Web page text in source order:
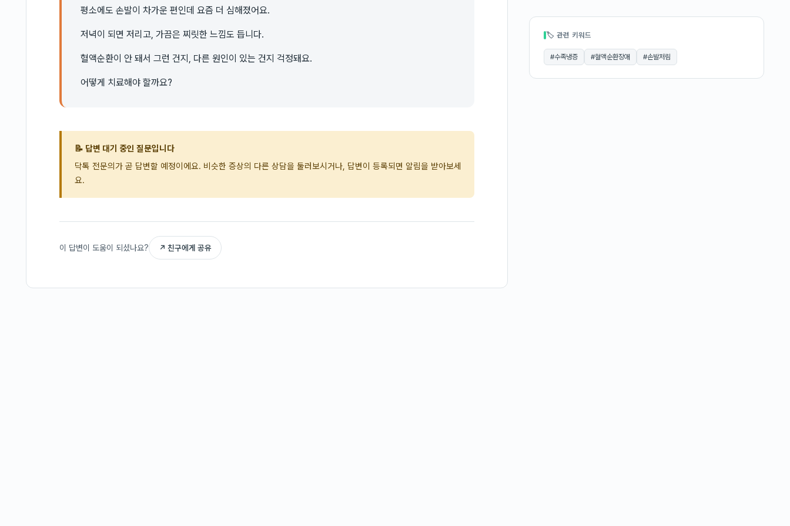
평소에도 손발이 차가운 편인데 요즘 더 심해졌어요.
저녁이 되면 저리고, 가끔은 찌릿한 느낌도 듭니다.
혈액순환이 안 돼서 그런 건지, 다른 원인이 있는 건지 걱정돼요.
어떻게 치료해야 할까요?
📝 답변 대기 중인 질문입니다
닥톡 전문의가 곧 답변할 예정이에요. 비슷한 증상의 다른 상담을 둘러보시거나, 답변이 등록되면 알림을 받아보세
요.
이 답변이 도움이 되셨나요? ↗ 친구에게 공유
🏷 관련 키워드
#수족냉증 #혈액순환장애 #손발저림